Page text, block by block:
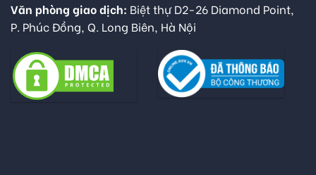
Văn phòng giao dịch: Biệt thự D2-26 Diamond Point,
P. Phúc Đồng, Q. Long Biên, Hà Nội